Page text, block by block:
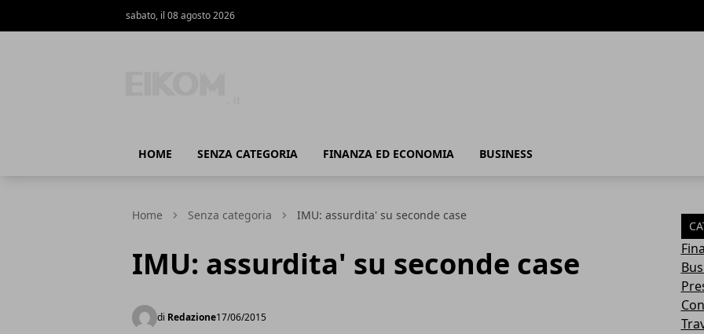
sabato, il 08 agosto 2026
HOME SENZA CATEGORIA FINANZA ED ECONOMIA BUSINESS
Home Senza categoria IMU: assurdita' su seconde case
IMU: assurdita' su seconde case
di Redazione17/06/2015